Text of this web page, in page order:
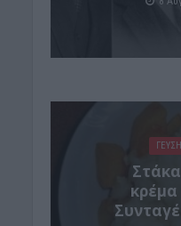
κρέμα